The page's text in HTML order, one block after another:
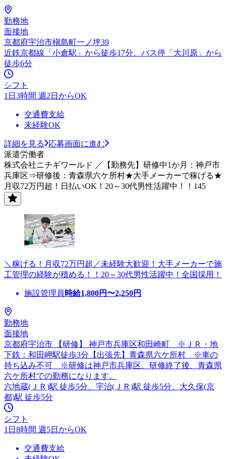
勤務地
面接地
京都府宇治市槇島町一ノ坪39
近鉄京都線「小倉駅」から徒歩17分、バス停「大川原」から
徒歩6分
シフト
1日3時間 週2日からOK
交通費支給
未経験OK
詳細を見る
応募画面に進む
派遣労働者
株式会社ニチギワールド ／【勤務先】研修中1か月：神戸市
兵庫区⇒研修後：青森県六ケ所村★大手メーカーで稼げる★
月収72万円超！日払いOK！20～30代男性活躍中！！145
＼稼げる！月収72万円超／未経験大歓迎！大手メーカーで施
工管理の経験が積める！！20～30代男性活躍中！全国採用！
施設管理員 時給1,800円〜2,250円
勤務地
面接地
京都府宇治市 【研修】 神戸市兵庫区和田崎町 ※ＪＲ・地
下鉄：和田岬駅徒歩3分【出張先】青森県六ケ所村 ※車の
持ち込み不可 ※研修は神戸市兵庫区、研修終了後、青森県
六ケ所村での勤務になります。
六地蔵(ＪＲ)駅 徒歩5分、宇治(ＪＲ)駅 徒歩5分、大久保(京
都)駅 徒歩5分
シフト
1日8時間 週5日からOK
交通費支給